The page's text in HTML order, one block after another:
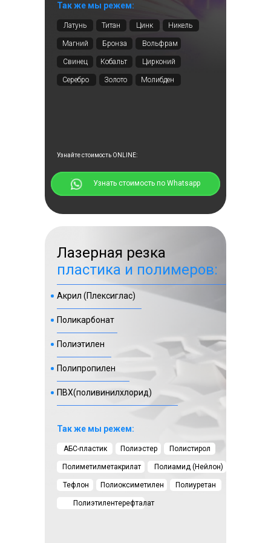
⠀⠀⠀⠀Узнать стоимость по Whatsapp
Узнайте стоимость ONLINE:
Лазерная резка
пластика и полимеров:
Акрил (Плексиглас)
Поликарбонат
Полиэтилен
Полипропилен
ПВХ(поливинилхлорид)
Так же мы режем:
Латунь Титан Цинк Никель
Магний Бронза Вольфрам
Молибден
Свинец Кобальт Цирконий
Серебро Золото
Так же мы режем:
АБС-пластик Полиэстер
Полиамид (Нейлон)
Полиметилметакрилат
Полистирол
Полиуретан
Тефлон Полиоксиметилен
Полиэтилентерефталат